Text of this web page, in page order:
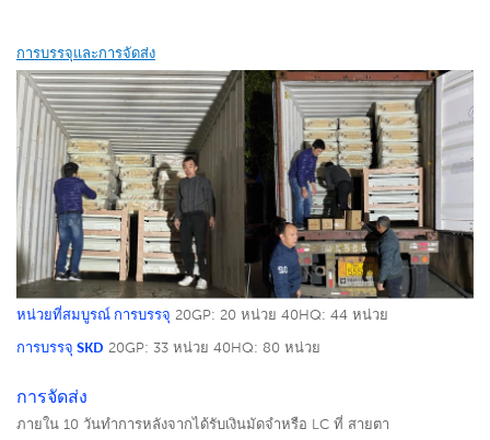
การบรรจุและการจัดส่ง
หน่วยที่สมบูรณ์ การบรรจุ 20GP: 20 หน่วย 40HQ: 44 หน่วย
การบรรจุ SKD 20GP: 33 หน่วย 40HQ: 80 หน่วย
การจัดส่ง
ภายใน 10 วันทำการหลังจากได้รับเงินมัดจำหรือ LC ที่ สายตา